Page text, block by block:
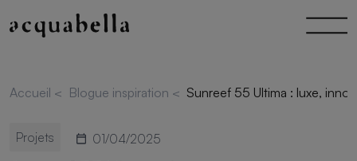
Accueil < Blogue inspiration < Sunreef 55 Ultima : luxe,
Projets 01/04/2025